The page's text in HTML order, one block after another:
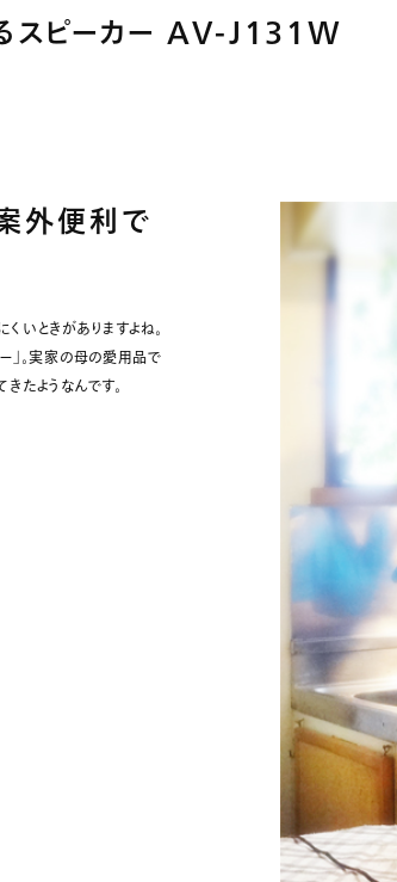
スピーカー AV-J131W
外便利で
いときがありますよね。
」。実家の母の愛用品で
たようなんです。